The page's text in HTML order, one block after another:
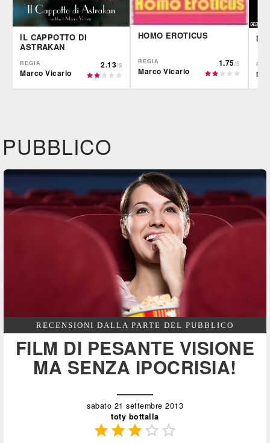
IL CAPPOTTO DI
ASTRAKAN
REGIA
Marco Vicario
2.13/5
HOMO EROTICUS
REGIA
Marco Vicario
1.75/5
PUBBLICO
RECENSIONI DALLA PARTE DEL PUBBLICO
FILM DI PESANTE VISIONE
MA SENZA IPOCRISIA!
sabato 21 settembre 2013
toty bottalla
 